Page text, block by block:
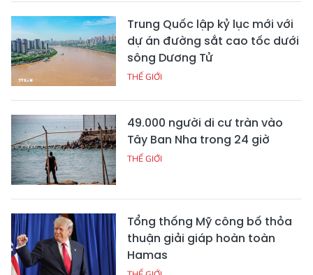
Trung Quốc lập kỷ lục mới với
dự án đường sắt cao tốc dưới
sông Dương Tử
THẾ GIỚI
49.000 người di cư tràn vào
Tây Ban Nha trong 24 giờ
THẾ GIỚI
Tổng thống Mỹ công bố thỏa
thuận giải giáp hoàn toàn
Hamas